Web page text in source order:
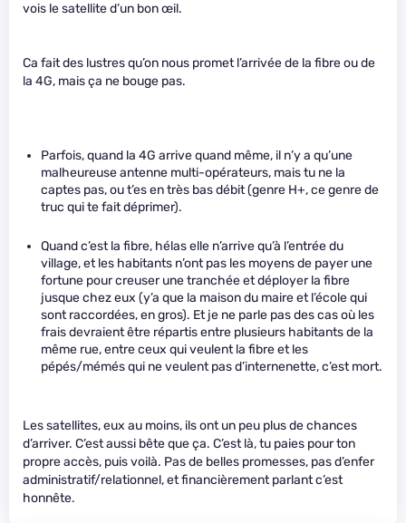
vois le satellite d’un bon œil.
Ca fait des lustres qu’on nous promet l’arrivée de la fibre ou de
la 4G, mais ça ne bouge pas.
Parfois, quand la 4G arrive quand même, il n’y a qu’une
malheureuse antenne multi-opérateurs, mais tu ne la
captes pas, ou t’es en très bas débit (genre H+, ce genre de
truc qui te fait déprimer).
Quand c’est la fibre, hélas elle n’arrive qu’à l’entrée du
village, et les habitants n’ont pas les moyens de payer une
fortune pour creuser une tranchée et déployer la fibre
jusque chez eux (y’a que la maison du maire et l’école qui
sont raccordées, en gros). Et je ne parle pas des cas où les
frais devraient être répartis entre plusieurs habitants de la
même rue, entre ceux qui veulent la fibre et les
pépés/mémés qui ne veulent pas d’internenette, c’est mort.
Les satellites, eux au moins, ils ont un peu plus de chances
d’arriver. C’est aussi bête que ça. C’est là, tu paies pour ton
propre accès, puis voilà. Pas de belles promesses, pas d’enfer
administratif/relationnel, et financièrement parlant c’est
honnête.